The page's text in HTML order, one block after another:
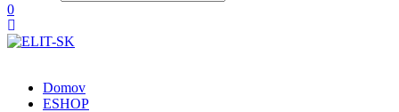
0
Domov
ESHOP